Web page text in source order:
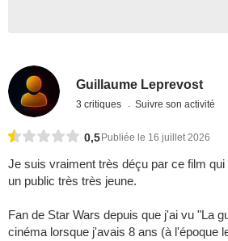
Guillaume Leprevost
3 critiques Suivre son activité
0,5 Publiée le 16 juillet 2026
Je suis vraiment très déçu par ce film
un public très très jeune.
Fan de Star Wars depuis que j'ai vu "La
cinéma lorsque j'avais 8 ans (à l'époque